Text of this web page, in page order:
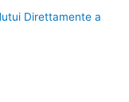
Direttamente a